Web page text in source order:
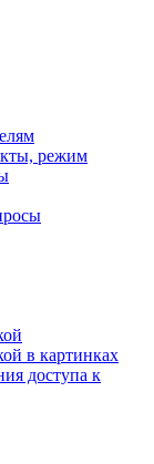
режим
в картинках
доступа к